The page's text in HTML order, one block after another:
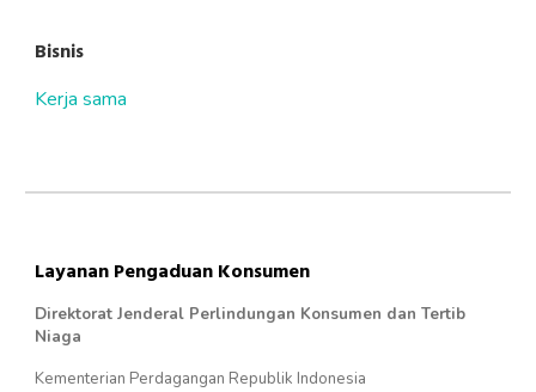
Bisnis
Kerja sama
Layanan Pengaduan Konsumen
Direktorat Jenderal Perlindungan Konsumen dan Tertib
Niaga
Kementerian Perdagangan Republik Indonesia